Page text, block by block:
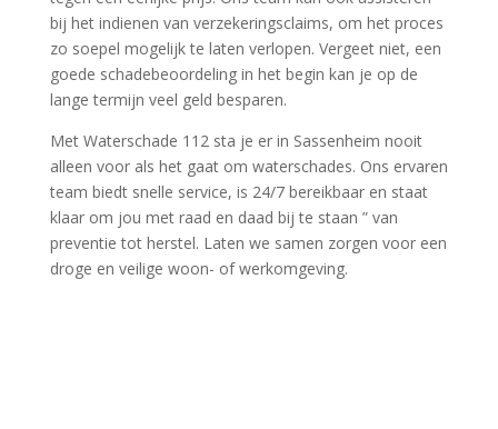
bij het indienen van verzekeringsclaims, om het proces
zo soepel mogelijk te laten verlopen.​ Vergeet niet, een
goede schadebeoordeling in het begin kan je op de
lange termijn veel geld besparen.​
Met Waterschade 112 sta je er in Sassenheim nooit
alleen voor als het gaat om waterschades.​ Ons ervaren
team biedt snelle service, is 24/7 bereikbaar en staat
klaar om jou met raad en daad bij te staan ” van
preventie tot herstel.​ Laten we samen zorgen voor een
droge en veilige woon- of werkomgeving.​